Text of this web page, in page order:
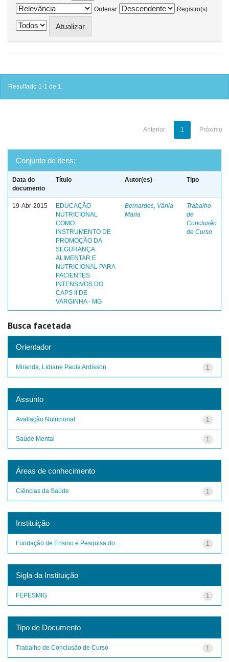
Ordenar
Registro(s)
Resultado 1-1 de 1.
Anterior 1 Próximo
Conjunto de itens:
Data do
documento
Título Autor(es) Tipo
19-Abr-2015
EDUCAÇÃO
NUTRICIONAL
COMO
INSTRUMENTO DE
PROMOÇÃO DA
SEGURANÇA
ALIMENTAR E
NUTRICIONAL PARA
PACIENTES
INTENSIVOS DO
CAPS II DE
VARGINHA - MG
Bernardes, Vânia
Maria
Trabalho
de
Conclusão
de Curso
Busca facetada
Orientador
1
Miranda, Lidiane Paula Ardisson
Assunto
1
Avaliação Nutricional
1
Saúde Mental
Áreas de conhecimento
1
Ciências da Saúde
Instituição
1
Fundação de Ensino e Pesquisa do ...
Sigla da Instituição
1
FEPESMIG
Tipo de Documento
1
Trabalho de Conclusão de Curso